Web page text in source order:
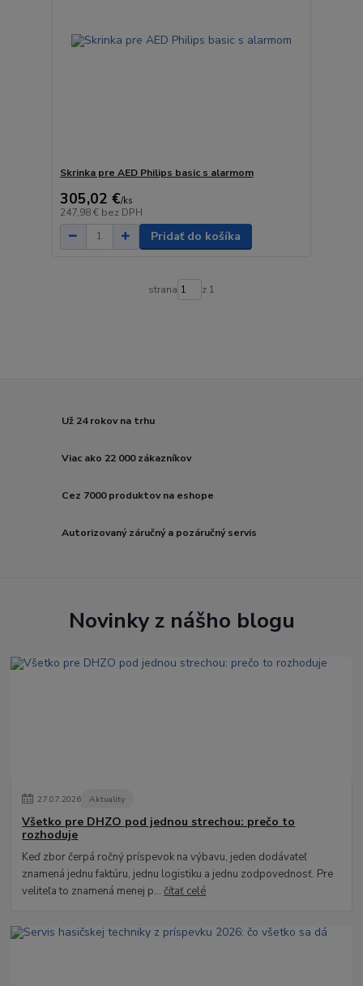
Skrinka pre AED Philips basic s alarmom
305,02 €/ks
247,98 € bez DPH
Pridať do košíka
strana z 1
Už 24 rokov na trhu
Viac ako 22 000 zákazníkov
Cez 7000 produktov na eshope
Autorizovaný záručný a pozáručný servis
Novinky z nášho blogu
27.07.2026 Aktuality
Všetko pre DHZO pod jednou strechou: prečo to
rozhoduje
Keď zbor čerpá ročný príspevok na výbavu, jeden dodávateľ
znamená jednu faktúru, jednu logistiku a jednu zodpovednosť. Pre
veliteľa to znamená menej p...čítať celé